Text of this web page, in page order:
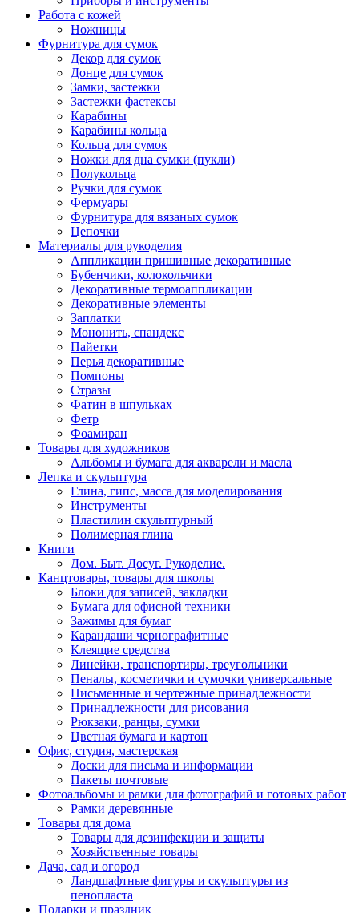
Работа с кожей
Ножницы
Фурнитура для сумок
Декор для сумок
Донце для сумок
Замки, застежки
Застежки фастексы
Карабины
Карабины кольца
Кольца для сумок
Ножки для дна сумки (пукли)
Полукольца
Ручки для сумок
Фермуары
Фурнитура для вязаных сумок
Цепочки
Материалы для рукоделия
Аппликации пришивные декоративные
Бубенчики, колокольчики
Декоративные термоаппликации
Декоративные элементы
Заплатки
Мононить, спандекс
Пайетки
Перья декоративные
Помпоны
Стразы
Фатин в шпульках
Фетр
Фоамиран
Товары для художников
Альбомы и бумага для акварели и масла
Лепка и скульптура
Глина, гипс, масса для моделирования
Инструменты
Пластилин скульптурный
Полимерная глина
Книги
Дом. Быт. Досуг. Рукоделие.
Канцтовары, товары для школы
Блоки для записей, закладки
Бумага для офисной техники
Зажимы для бумаг
Карандаши чернографитные
Клеящие средства
Линейки, транспортиры, треугольники
Пеналы, косметички и сумочки универсальные
Письменные и чертежные принадлежности
Принадлежности для рисования
Рюкзаки, ранцы, сумки
Цветная бумага и картон
Офис, студия, мастерская
Доски для письма и информации
Пакеты почтовые
Фотоальбомы и рамки для фотографий и готовых работ
Рамки деревянные
Товары для дома
Товары для дезинфекции и защиты
Хозяйственные товары
Дача, сад и огород
Ландшафтные фигуры и скульптуры из
пенопласта
Подарки и праздник